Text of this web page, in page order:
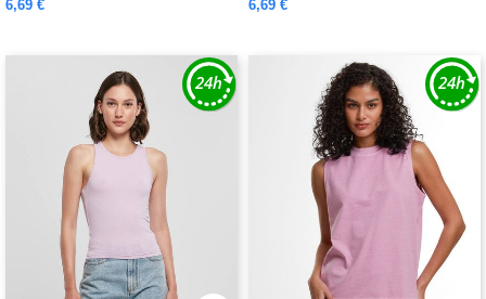
6,69 € 6,69 €